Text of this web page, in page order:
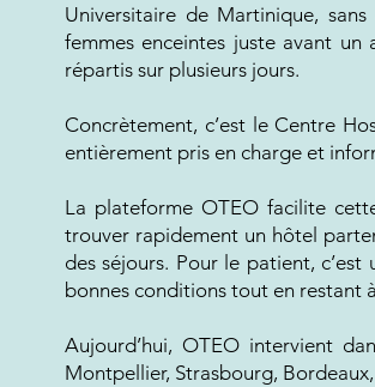
Universitaire de Martinique,
femmes enceintes juste avant
répartis sur plusieurs jours.
Concrètement, c’est le Centre
entièrement pris en charge et
La plateforme OTEO facilite
trouver rapidement un hôtel
des séjours. Pour le patient,
bonnes conditions tout en restant
Aujourd’hui, OTEO intervient
Montpellier, Strasbourg,